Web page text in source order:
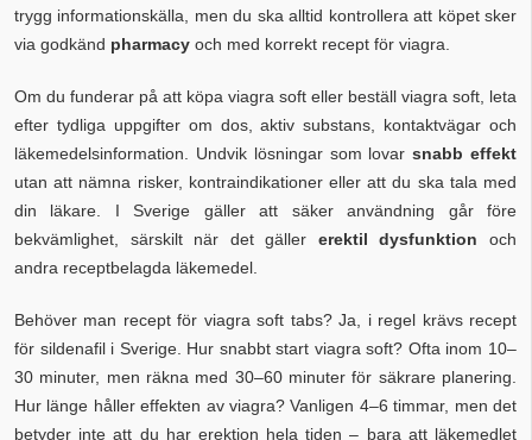
trygg informationskälla, men du ska alltid kontrollera att köpet sker
via godkänd pharmacy och med korrekt recept för viagra.
Om du funderar på att köpa viagra soft eller beställ viagra soft, leta
efter tydliga uppgifter om dos, aktiv substans, kontaktvägar och
läkemedelsinformation. Undvik lösningar som lovarsnabb effekt
utan att nämna risker, kontraindikationer eller att du ska tala med
din läkare. I Sverige gäller att säker användning går före
bekvämlighet, särskilt när det gäller erektil dysfunktion och
andra receptbelagda läkemedel.
Behöver man recept för viagra soft tabs? Ja, i regel krävs recept
för sildenafil i Sverige. Hur snabbt start viagra soft? Ofta inom 10–
30 minuter, men räkna med 30–60 minuter för säkrare planering.
Hur länge håller effekten av viagra? Vanligen 4–6 timmar, men det
betyder inte att du har erektion hela tiden – bara att läkemedlet